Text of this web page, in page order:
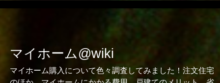
マイホーム@wiki
マイホーム購入について色々調査してみました！注文住宅